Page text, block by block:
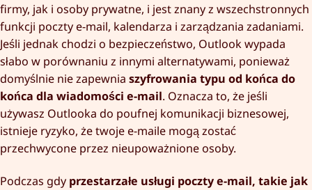
firmy, jak i osoby prywatne, i jest znany z wszechstronnych
funkcji poczty e-mail, kalendarza i zarządzania zadaniami.
Jeśli jednak chodzi o bezpieczeństwo, Outlook wypada
słabo w porównaniu z innymi alternatywami, ponieważ
domyślnie nie zapewnia szyfrowania typu od końca do
końca dla wiadomości e-mail. Oznacza to, że jeśli
używasz Outlooka do poufnej komunikacji biznesowej,
istnieje ryzyko, że twoje e-maile mogą zostać
przechwycone przez nieupoważnione osoby.
Podczas gdy przestarzałe usługi poczty e-mail, takie jak